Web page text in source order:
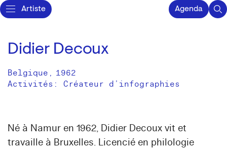
Artiste Agenda
Didier Decoux
Belgique , 1962
Activités: Créateur d’infographies
Né à Namur en 1962, Didier Decoux vit et
travaille à Bruxelles. Licencié en philologie